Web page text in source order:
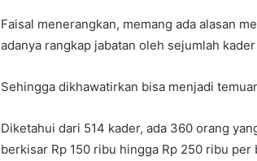
Faisal menerangkan, memang ada alasan
adanya rangkap jabatan oleh sejumlah
Sehingga dikhawatirkan bisa menjadi
Diketahui dari 514 kader, ada 360 orang
berkisar Rp 150 ribu hingga Rp 250 ribu per